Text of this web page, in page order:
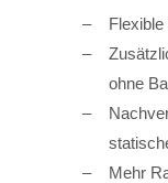
ohne
Mehr